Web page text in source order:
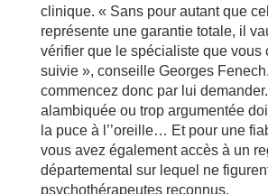
clinique. « Sans pour autant que
représente une garantie totale, il
vérifier que le spécialiste que vous
suivie », conseille Georges
commencez donc par lui
alambiquée ou trop argumentée
la puce à l’’oreille… Et pour une
vous avez également accès à un
départemental sur lequel ne
psychothérapeutes reconnus.